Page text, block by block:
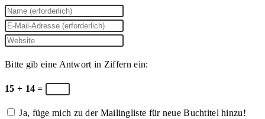
Gib
deinen
Namen
Benutzernamen
zum
Kommentieren
ein
Gib
deine
Mail-
Adresse
Kommentieren
Gib
Website-
URL
(optional)
Bitte gib eine Antwort in Ziffern ein:
15 + 14 =
Ja, füge mich zu der Mailingliste für neue Buchtitel hinzu!